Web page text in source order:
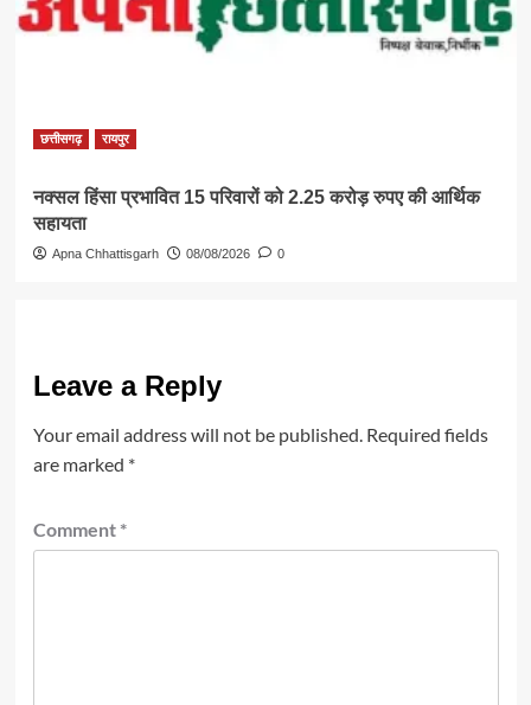
छत्तीसगढ़ रायपुर
नक्सल हिंसा प्रभावित 15 परिवारों को 2.25 करोड़ रुपए की आर्थिक
सहायता
Apna Chhattisgarh 08/08/2026 0
Leave a Reply
Your email address will not be published. Required fields
are marked *
Comment *